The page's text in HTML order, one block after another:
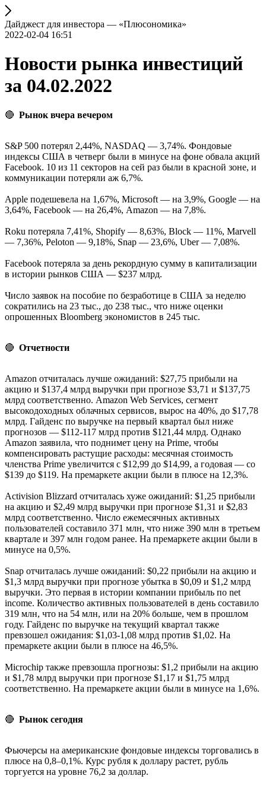
Дайджест для инвестора — «Плюсономика»
2022-02-04 16:51
Новости рынка инвестиций
за 04.02.2022
🔴 Рынок вчера вечером
S&P 500 потерял 2,44%, NASDAQ — 3,74%. Фондовые
индексы США в четверг были в минусе на фоне обвала акций
Facebook. 10 из 11 секторов на сей раз были в красной зоне, и
коммуникации потеряли аж 6,7%.
Apple подешевела на 1,67%, Microsoft — на 3,9%, Google — на
3,64%, Facebook — на 26,4%, Amazon — на 7,8%.
Roku потеряла 7,41%, Shopify — 8,63%, Block — 11%, Marvell
— 7,36%, Peloton — 9,18%, Snap — 23,6%, Uber — 7,08%.
Facebook потеряла за день рекордную сумму в капитализации
в истории рынков США — $237 млрд.
Число заявок на пособие по безработице в США за неделю
сократились на 23 тыс., до 238 тыс., что ниже оценки
опрошенных Bloomberg экономистов в 245 тыс.
🔴 Отчетности
Amazon отчиталась лучше ожиданий: $27,75 прибыли на
акцию и $137,4 млрд выручки при прогнозе $3,71 и $137,75
млрд соответственно. Amazon Web Services, сегмент
высокодоходных облачных сервисов, вырос на 40%, до $17,78
млрд. Гайденс по выручке на первый квартал был ниже
прогнозов — $112-117 млрд против $121,44 млрд. Однако
Amazon заявила, что поднимет цену на Prime, чтобы
компенсировать растущие расходы: месячная стоимость
членства Prime увеличится с $12,99 до $14,99, а годовая — со
$139 до $119. На премаркете акции были в плюсе на 12,3%.
Activision Blizzard отчиталась хуже ожиданий: $1,25 прибыли
на акцию и $2,49 млрд выручки при прогнозе $1,31 и $2,83
млрд соответственно. Число ежемесячных активных
пользователей составило 371 млн, что ниже 390 млн в третьем
квартале и 397 млн годом ранее. На премаркете акции были в
минусе на 0,5%.
Snap отчиталась лучше ожиданий: $0,22 прибыли на акцию и
$1,3 млрд выручки при прогнозе убытка в $0,09 и $1,2 млрд
выручки. Это первая в истории компании прибыль по net
income. Количество активных пользователей в день составило
319 млн, что на 54 млн, или на 20% больше, чем в прошлом
году. Гайденс по выручке на текущий квартал также
превзошел ожидания: $1,03-1,08 млрд против $1,02. На
премаркете акции были в плюсе на 46,5%.
Microchip также превзошла прогнозы: $1,2 прибыли на акцию
и $1,78 млрд выручки при прогнозе $1,17 и $1,75 млрд
соответственно. На премаркете акции были в минусе на 1,6%.
🔴 Рынок сегодня
Фьючерсы на американские фондовые индексы торговались в
плюсе на 0,8–0,1%. Курс рубля к доллару растет, рубль
торгуется на уровне 76,2 за доллар.